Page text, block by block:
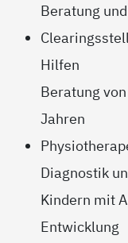
Beratung
Hilfen
Beratung
Jahren
Diagnostik
Kindern mit
Entwicklung